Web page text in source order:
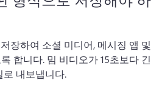
장하여 소셜 미디어, 메시징 앱 및
합니다. 밈 비디오가 15초보다 긴
로 내보냅니다.